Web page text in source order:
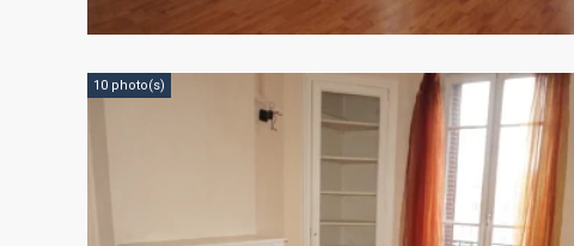
10 photo(s)